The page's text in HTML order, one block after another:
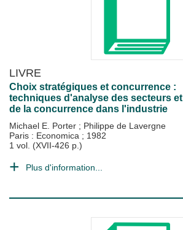
LIVRE
Choix stratégiques et concurrence :
techniques d'analyse des secteurs et
de la concurrence dans l'industrie
Michael E. Porter ; Philippe de Lavergne
Paris : Economica ; 1982
1 vol. (XVII-426 p.)
Plus d'information...